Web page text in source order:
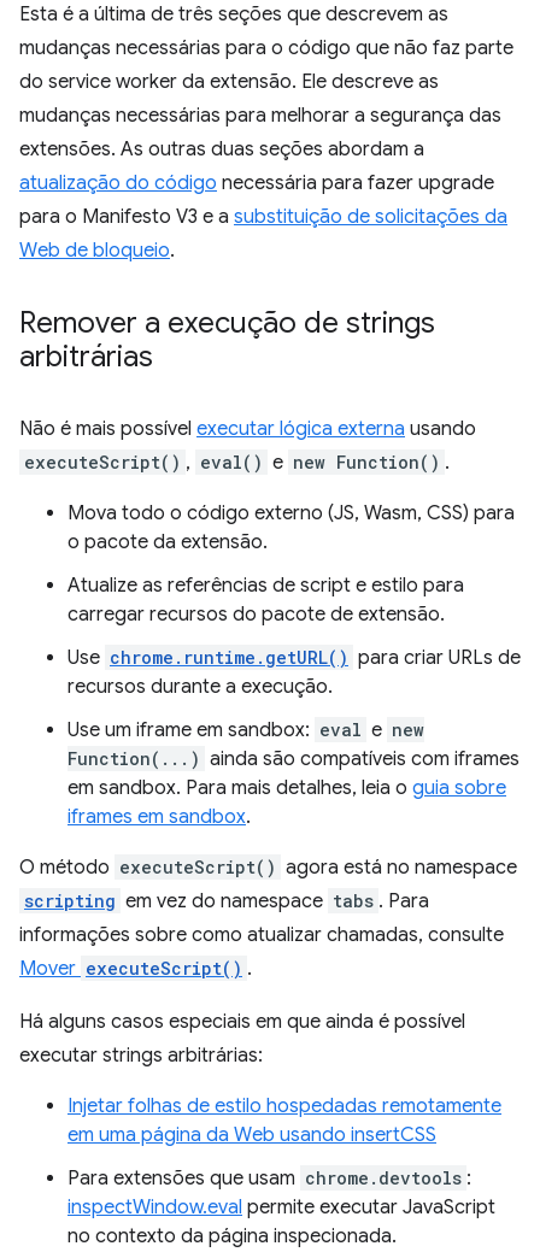
Esta é a última de três seções que descrevem as
mudanças necessárias para o código que não faz parte
do service worker da extensão. Ele descreve as
mudanças necessárias para melhorar a segurança das
extensões. As outras duas seções abordam a
atualização do código necessária para fazer upgrade
para o Manifesto V3 e a substituição de solicitações da
Web de bloqueio.
Remover a execução de strings
arbitrárias
Não é mais possível executar lógica externa usando
executeScript() , eval() e new Function() .
Mova todo o código externo (JS, Wasm, CSS) para
o pacote da extensão.
Atualize as referências de script e estilo para
carregar recursos do pacote de extensão.
Use chrome.runtime.getURL() para criar URLs de
recursos durante a execução.
Use um iframe em sandbox: eval e new
Function(...) ainda são compatíveis com iframes
em sandbox. Para mais detalhes, leia o guia sobre
iframes em sandbox.
O método executeScript() agora está no namespace
scripting em vez do namespace tabs . Para
informações sobre como atualizar chamadas, consulte
Mover executeScript() .
Há alguns casos especiais em que ainda é possível
executar strings arbitrárias:
Injetar folhas de estilo hospedadas remotamente
em uma página da Web usando insertCSS
Para extensões que usam chrome.devtools :
inspectWindow.eval permite executar JavaScript
no contexto da página inspecionada.